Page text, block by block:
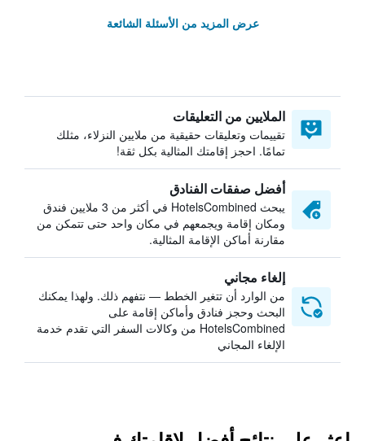
عرض المزيد من الأسئلة الشائعة
الملايين من التعليقات
تقييمات وتعليقات حقيقية من ملايين النزلاء، مثلك
تمامًا. احجز إقامتك المثالية بكل ثقة!
أفضل صفقات الفنادق
يبحث HotelsCombined في أكثر من 3 ملايين فندق
ومكان إقامة ويجمعهم في مكان واحد حتى تتمكن من
مقارنة أماكن الإقامة المثالية.
إلغاء مجاني
من الوارد أن تتغير الخطط — نتفهم ذلك. ولهذا يمكنك
البحث وحجز فنادق وأماكن إقامة على
HotelsCombined من وكالات السفر التي تقدم خدمة
الإلغاء المجاني